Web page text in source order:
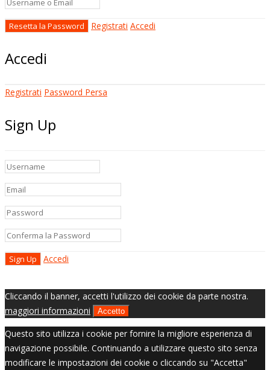
Registrati Accedi
Accedi
Registrati Password Persa
Sign Up
Accedi
Cliccando il banner, accetti l'utilizzo dei cookie da parte nostra.
maggiori informazioni
Accetto
Questo sito utilizza i cookie per fornire la migliore esperienza di
navigazione possibile. Continuando a utilizzare questo sito senza
modificare le impostazioni dei cookie o cliccando su "Accetta"